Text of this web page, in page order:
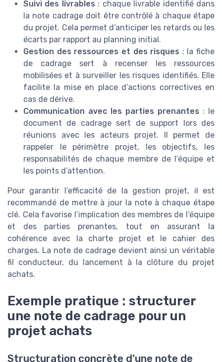
Suivi des livrables : chaque livrable identifié dans
la note cadrage doit être contrôlé à chaque étape
du projet. Cela permet d’anticiper les retards ou les
écarts par rapport au planning initial.
Gestion des ressources et des risques : la fiche
de cadrage sert à recenser les ressources
mobilisées et à surveiller les risques identifiés. Elle
facilite la mise en place d’actions correctives en
cas de dérive.
Communication avec les parties prenantes : le
document de cadrage sert de support lors des
réunions avec les acteurs projet. Il permet de
rappeler le périmètre projet, les objectifs, les
responsabilités de chaque membre de l’équipe et
les points d’attention.
Pour garantir l’efficacité de la gestion projet, il est
recommandé de mettre à jour la note à chaque étape
clé. Cela favorise l’implication des membres de l’équipe
et des parties prenantes, tout en assurant la
cohérence avec la charte projet et le cahier des
charges. La note de cadrage devient ainsi un véritable
fil conducteur, du lancement à la clôture du projet
achats.
Exemple pratique : structurer
une note de cadrage pour un
projet achats
Structuration concrète d’une note de